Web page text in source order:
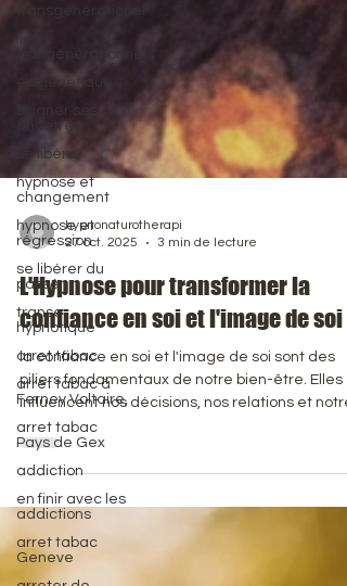
trangénérationnels
épigénétique
ancètres
se libérer
hypnose et
changement
hypnose et
régression
se libérer du
passé
transe
hypnotique
arret tabac
arret tabac à
Ferney Voltaire,
arret tabac
Pays de Gex
addiction
en finir avec les
addictions
arret tabac
Geneve
27 oct. 2025
3 min de lecture
​L'Hypnose pour transformer la
confiance en soi et l'image de soi
la confiance en soi et l'image de soi sont des
piliers fondamentaux de notre bien-être. Elles
influencent nos décisions, nos relations et notre
doutes, des peurs et des croyances limitantes
inconscient. C'est là que l'hypnose entre en jeu,